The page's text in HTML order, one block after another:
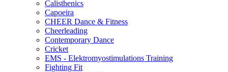
Calisthenics
Capoeira
CHEER Dance & Fitness
Cheerleading
Contemporary Dance
Cricket
EMS - Elektromyostimulations Training
Fighting Fit